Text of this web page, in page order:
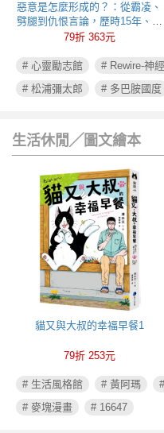
惡意是怎麼形成的？：從霸凌、
劈腿到仇恨言論，歷時15年、全
球超過250萬筆研究數據，心理學
79折 363元
# 心靈勵志館 # Rewire-神
# 松浦彌太郎
# 多巴胺國度
生活休閒╱圖文繪本
貓又與大叔的幸福早餐1
79折 253元
# 生活風格館 # 黃阿瑪
# 麥塊漫畫
# 16647